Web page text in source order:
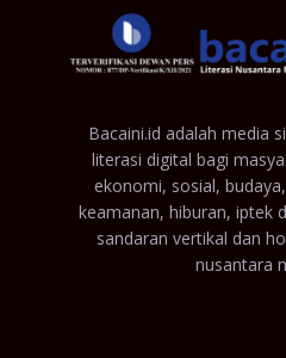
Bacaini.id adalah media
literasi digital bagi
ekonomi, sosial,
keamanan, hiburan, iptek
sandaran vertikal dan
nusantara